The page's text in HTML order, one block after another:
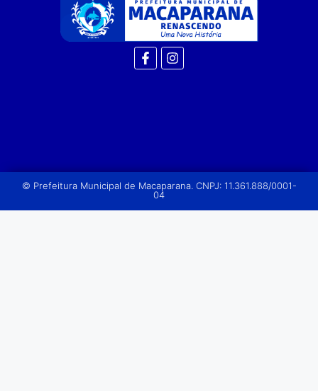
© Prefeitura Municipal de Macaparana. CNPJ: 11.361.888/0001-
04